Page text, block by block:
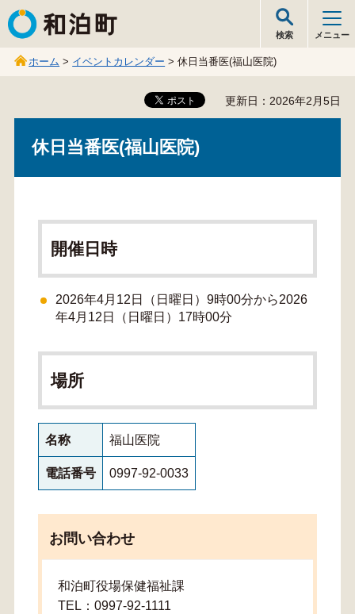
和泊町
検索 メニュー
ホーム > イベントカレンダー > 休日当番医(福山医院)
更新日：2026年2月5日
休日当番医(福山医院)
開催日時
2026年4月12日（日曜日）9時00分から2026
年4月12日（日曜日）17時00分
場所
名称 福山医院
電話番号 0997-92-0033
お問い合わせ
和泊町役場保健福祉課
TEL：0997-92-1111